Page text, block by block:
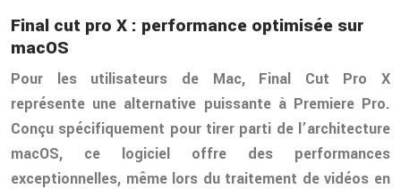
Final cut pro X : performance optimisée sur
macOS
Pour les utilisateurs de Mac, Final Cut Pro X
représente une alternative puissante à Premiere Pro.
Conçu spécifiquement pour tirer parti de l’architecture
macOS, ce logiciel offre des performances
exceptionnelles, même lors du traitement de vidéos en